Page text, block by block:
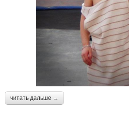
читать дальше →